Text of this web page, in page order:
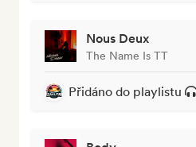
Nous Deux
The Name Is TT
Přidáno do playlistu